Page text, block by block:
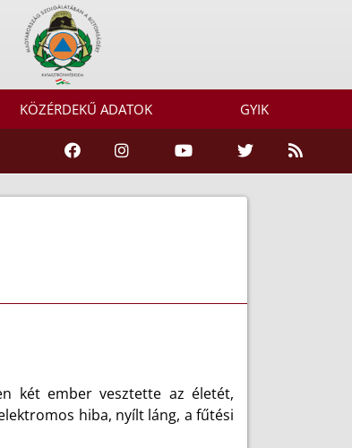
KÖZÉRDEKŰ ADATOK GYIK
két ember vesztette az életét,
hiba, nyílt láng, a fűtési